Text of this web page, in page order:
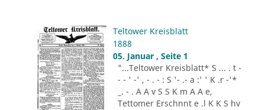
Teltower Kreisblatt
1888
05. Januar , Seite 1
"...Teltower Kreisblatt* S ... . t -
- - ' -' , - . - : S '- .- a :' ' K .r -'*
_. - . A A v S S K m A A e,
Tettomer Erschnnt e .l K K S hv